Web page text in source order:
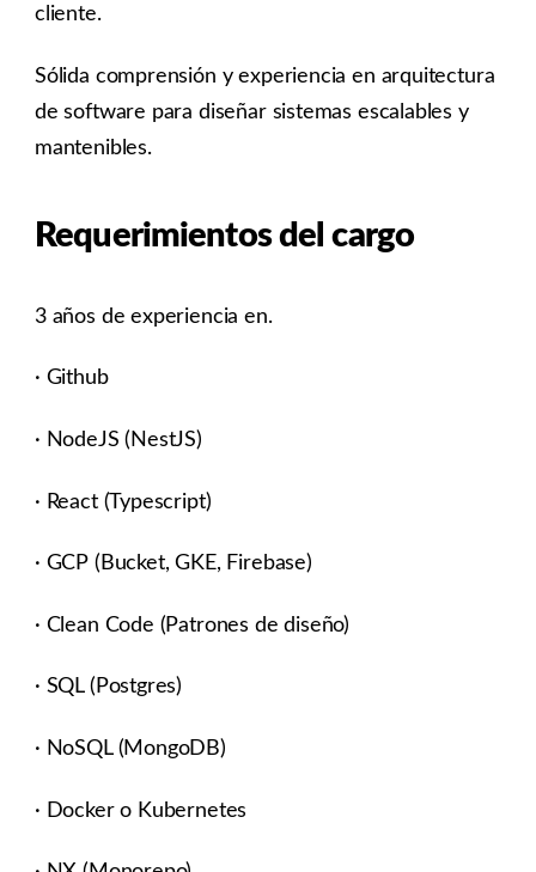
cliente.
Sólida comprensión y experiencia en arquitectura
de software para diseñar sistemas escalables y
mantenibles.
Requerimientos del cargo
3 años de experiencia en.
· Github
· NodeJS (NestJS)
· React (Typescript)
· GCP (Bucket, GKE, Firebase)
· Clean Code (Patrones de diseño)
· SQL (Postgres)
· NoSQL (MongoDB)
· Docker o Kubernetes